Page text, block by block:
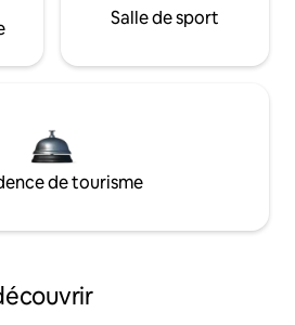
Salle de sport
de tourisme